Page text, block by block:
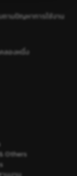
ามปัญหาการใช้งาน
ลองหนึ่ง
Others